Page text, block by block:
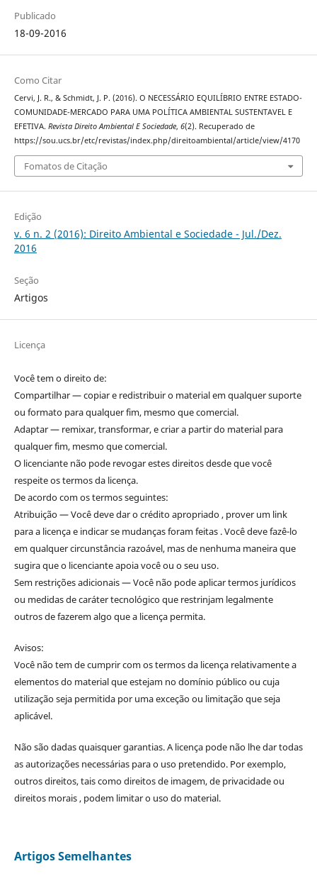
Publicado
18-09-2016
Como Citar
Cervi, J. R., & Schmidt, J. P. (2016). O NECESSÁRIO EQUILÍBRIO ENTRE ESTADO-
COMUNIDADE-MERCADO PARA UMA POLÍTICA AMBIENTAL SUSTENTAVEL E
EFETIVA. Revista Direito Ambiental E Sociedade, 6(2). Recuperado de
https://sou.ucs.br/etc/revistas/index.php/direitoambiental/article/view/4170
Fomatos de Citação
Edição
v. 6 n. 2 (2016): Direito Ambiental e Sociedade - Jul./Dez.
2016
Seção
Artigos
Licença
Você tem o direito de:
Compartilhar — copiar e redistribuir o material em qualquer suporte
ou formato para qualquer fim, mesmo que comercial.
Adaptar — remixar, transformar, e criar a partir do material para
qualquer fim, mesmo que comercial.
O licenciante não pode revogar estes direitos desde que você
respeite os termos da licença.
De acordo com os termos seguintes:
Atribuição — Você deve dar o crédito apropriado , prover um link
para a licença e indicar se mudanças foram feitas . Você deve fazê-lo
em qualquer circunstância razoável, mas de nenhuma maneira que
sugira que o licenciante apoia você ou o seu uso.
Sem restrições adicionais — Você não pode aplicar termos jurídicos
ou medidas de caráter tecnológico que restrinjam legalmente
outros de fazerem algo que a licença permita.
Avisos:
Você não tem de cumprir com os termos da licença relativamente a
elementos do material que estejam no domínio público ou cuja
utilização seja permitida por uma exceção ou limitação que seja
aplicável.
Não são dadas quaisquer garantias. A licença pode não lhe dar todas
as autorizações necessárias para o uso pretendido. Por exemplo,
outros direitos, tais como direitos de imagem, de privacidade ou
direitos morais , podem limitar o uso do material.
Artigos Semelhantes